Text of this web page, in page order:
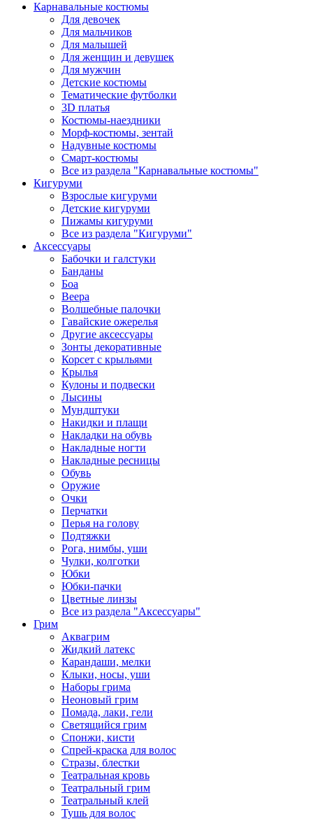
Карнавальные костюмы
Для девочек
Для мальчиков
Для малышей
Для женщин и девушек
Для мужчин
Детские костюмы
Тематические футболки
3D платья
Костюмы-наездники
Морф-костюмы, зентай
Надувные костюмы
Смарт-костюмы
Все из раздела "Карнавальные костюмы"
Кигуруми
Взрослые кигуруми
Детские кигуруми
Пижамы кигуруми
Все из раздела "Кигуруми"
Аксессуары
Бабочки и галстуки
Банданы
Боа
Веера
Волшебные палочки
Гавайские ожерелья
Другие аксессуары
Зонты декоративные
Корсет с крыльями
Крылья
Кулоны и подвески
Лысины
Мундштуки
Накидки и плащи
Накладки на обувь
Накладные ногти
Накладные ресницы
Обувь
Оружие
Очки
Перчатки
Перья на голову
Подтяжки
Рога, нимбы, уши
Чулки, колготки
Юбки
Юбки-пачки
Цветные линзы
Все из раздела "Аксессуары"
Грим
Аквагрим
Жидкий латекс
Карандаши, мелки
Клыки, носы, уши
Наборы грима
Неоновый грим
Помада, лаки, гели
Светящийся грим
Спонжи, кисти
Спрей-краска для волос
Стразы, блестки
Театральная кровь
Театральный грим
Театральный клей
Тушь для волос